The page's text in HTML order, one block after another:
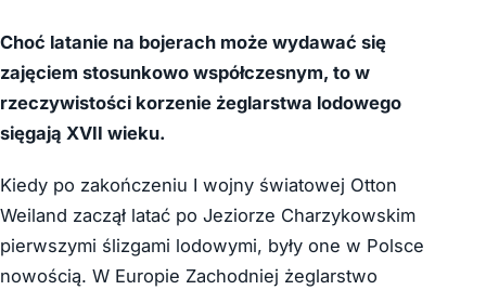
Choć latanie na bojerach może wydawać się
zajęciem stosunkowo współczesnym, to w
rzeczywistości korzenie żeglarstwa lodowego
sięgają XVII wieku.
Kiedy po zakończeniu I wojny światowej Otton
Weiland zaczął latać po Jeziorze Charzykowskim
pierwszymi ślizgami lodowymi, były one w Polsce
nowością. W Europie Zachodniej żeglarstwo